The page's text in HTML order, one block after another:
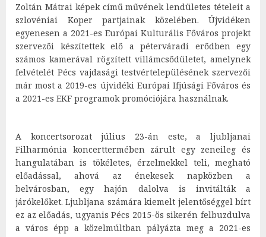
Zoltán Mátrai képek című művének lendületes tételeit a
szlovéniai Koper partjainak közelében. Újvidéken
egyenesen a 2021-es Európai Kulturális Főváros projekt
szervezői készítettek elő a péterváradi erődben egy
számos kamerával rögzített villámcsődületet, amelynek
felvételét Pécs vajdasági testvértelepülésének szervezői
már most a 2019-es újvidéki Európai Ifjúsági Főváros és
a 2021-es EKF programok promóciójára használnak.
A koncertsorozat július 23-án este, a ljubljanai
Filharmónia koncerttermében zárult egy zeneileg és
hangulatában is tökéletes, érzelmekkel teli, megható
előadással, ahová az énekesek napközben a
belvárosban, egy hajón dalolva is invitálták a
járókelőket. Ljubljana számára kiemelt jelentőséggel bírt
ez az előadás, ugyanis Pécs 2015-ös sikerén felbuzdulva
a város épp a közelmúltban pályázta meg a 2021-es